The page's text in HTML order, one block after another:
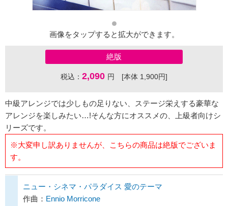
画像をタップすると拡大ができます。
絶版
税込： 2,090 円 [本体 1,900円]
中級アレンジでは少しもの足りない、ステージ栄えする豪華な
アレンジを楽しみたい…!そんな方にオススメの、上級者向けシ
リーズです。
※大変申し訳ありませんが、こちらの商品は絶版でございま
す。
ニュー・シネマ・パラダイス 愛のテーマ
作曲： Ennio Morricone